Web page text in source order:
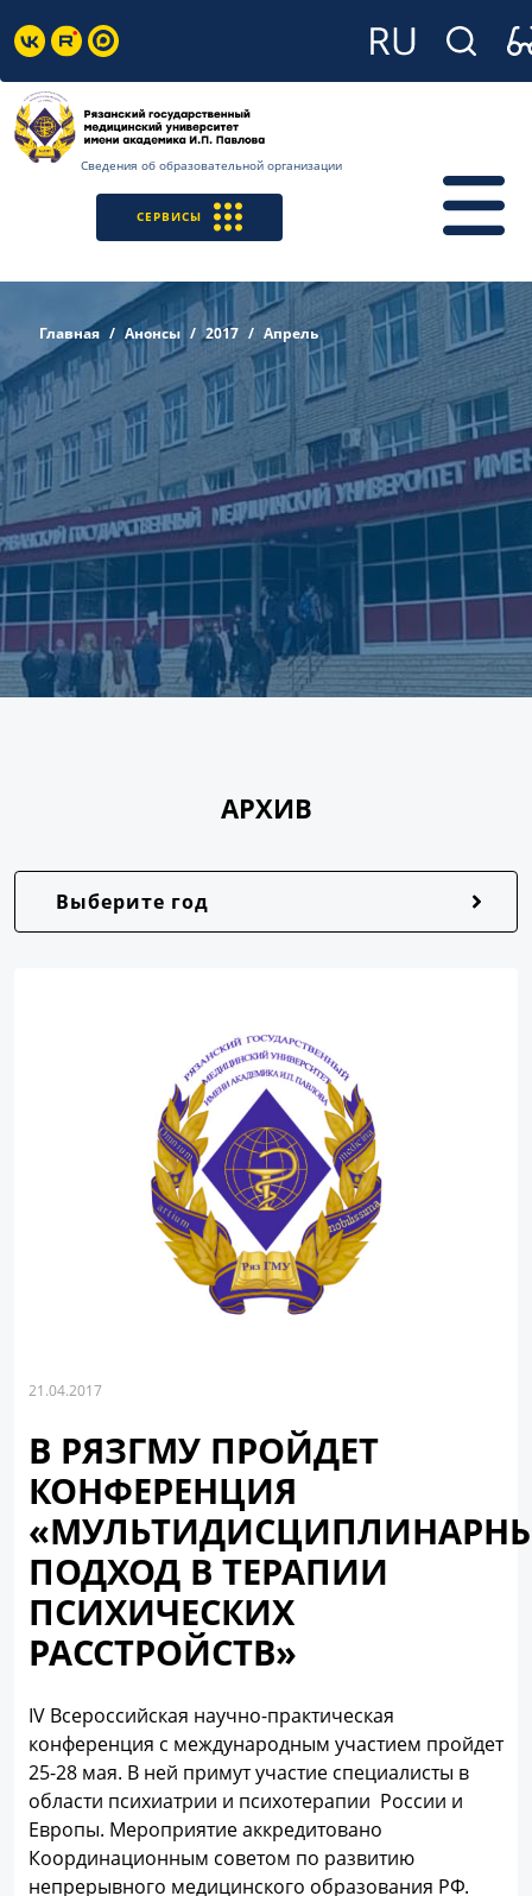
Сведения об образовательной организации
СЕРВИСЫ
Главная Анонсы 2017 Апрель
АРХИВ
Выберите год
21.04.2017
В РЯЗГМУ ПРОЙДЕТ
КОНФЕРЕНЦИЯ
ПОДХОД В ТЕРАПИИ
ПСИХИЧЕСКИХ
РАССТРОЙСТВ»
IV Всероссийская научно-практическая
конференция с международным участием пройдет
25-28 мая. В ней примут участие специалисты в
области психиатрии и психотерапии России и
Европы. Мероприятие аккредитовано
Координационным советом по развитию
непрерывного медицинского образования РФ.